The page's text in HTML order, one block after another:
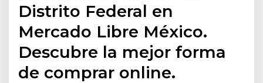
Distrito Federal en
Mercado Libre México.
Descubre la mejor forma
de comprar online.